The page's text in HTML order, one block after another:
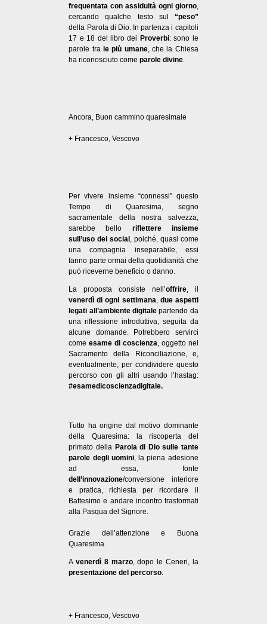
frequentata con assiduità ogni giorno,
cercando qualche testo sul “peso”
della Parola di Dio. In partenza i capitoli
17 e 18 del libro dei Proverbi: sono le
parole trale più umane, che la Chiesa
ha riconosciuto comeparole divine
Ancora, Buon cammino quaresimale
+ Francesco, Vescovo
Per vivere insieme “connessi” questo
Tempo di Quaresima, segno
sacramentale della nostra salvezza,
sarebbe bello riflettere insieme
sull’uso deisocial , poiché, quasi come
una compagnia inseparabile, essi
fanno parte ormai della quotidianità che
può riceverne beneficio o danno.
La proposta consiste nell’offrire, il
venerdì di ogni settimana due aspetti
legati all’ambiente digitale partendo da
una riflessione introduttiva, seguita da
alcune domande. Potrebbero servirci
comeesame di coscienza , oggetto nel
Sacramento della Riconciliazione, e,
eventualmente, per condividere questo
percorso con gli altri usando l’hastag:
#esamedicoscienzadigitale.
Tutto ha origine dal motivo dominante
della Quaresima: la riscoperta del
primato della Parola di Dio sulle tante
parole degli uomini, la piena adesione
ad essa, fonte
dell’innovazione/conversione interiore
e pratica, richiesta per ricordare il
Battesimo e andare incontro trasformati
alla Pasqua del Signore.
Grazie dell’attenzione e Buona
Quaresima.
Avenerdì 8 marzo, dopo le Ceneri, la
presentazione del percorso
+ Francesco, Vescovo